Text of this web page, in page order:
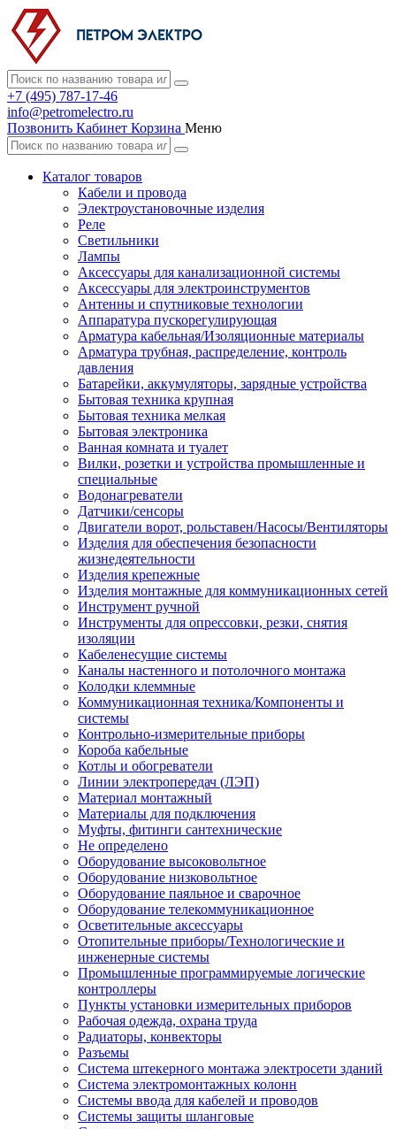
+7 (495) 787-17-46
info@petromelectro.ru
Позвонить Кабинет Корзина Меню
Каталог товаров
Кабели и провода
Электроустановочные изделия
Реле
Светильники
Лампы
Аксессуары для канализационной системы
Аксессуары для электроинструментов
Антенны и спутниковые технологии
Аппаратура пускорегулирующая
Арматура кабельная/Изоляционные материалы
Арматура трубная, распределение, контроль
давления
Батарейки, аккумуляторы, зарядные устройства
Бытовая техника крупная
Бытовая техника мелкая
Бытовая электроника
Ванная комната и туалет
Вилки, розетки и устройства промышленные и
специальные
Водонагреватели
Датчики/сенсоры
Двигатели ворот, рольставен/Насосы/Вентиляторы
Изделия для обеспечения безопасности
жизнедеятельности
Изделия крепежные
Изделия монтажные для коммуникационных сетей
Инструмент ручной
Инструменты для опрессовки, резки, снятия
изоляции
Кабеленесущие системы
Каналы настенного и потолочного монтажа
Колодки клеммные
Коммуникационная техника/Компоненты и
системы
Контрольно-измерительные приборы
Короба кабельные
Котлы и обогреватели
Линии электропередач (ЛЭП)
Материал монтажный
Материалы для подключения
Муфты, фитинги сантехнические
Не определено
Оборудование высоковольтное
Оборудование низковольтное
Оборудование паяльное и сварочное
Оборудование телекоммуникационное
Осветительные аксессуары
Отопительные приборы/Технологические и
инженерные системы
Промышленные программируемые логические
контроллеры
Пункты установки измерительных приборов
Рабочая одежда, охрана труда
Радиаторы, конвекторы
Разъемы
Система штекерного монтажа электросети зданий
Система электромонтажных колонн
Системы ввода для кабелей и проводов
Системы защиты шланговые